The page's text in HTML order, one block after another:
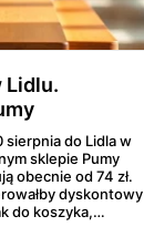
Lidlu.
sierpnia do Lidla w
sklepie Pumy
obecnie od 74 zł.
dyskontowy
do koszyka,